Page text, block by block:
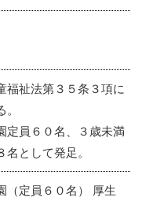
福祉法第３５条３項に
定員６０名、３歳未満
として発足。
（定員６０名） 厚生